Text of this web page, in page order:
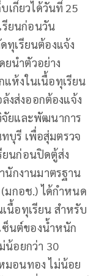
เกี่ยวได้วันที่ 25
รียนก่อนวัน
ทุเรียนต้องแจ้ง
ยนำตัวอย่าง
ห้งในเนื้อทุเรียน
งส่งออกต้องแจ้ง
ยและพัฒนาการ
บุรี เพื่อสุ่มตรวจ
ยนก่อนปิดตู้ส่ง
นักงานมาตรฐาน
มกอช.) ได้กำหนด
นื้อทุเรียน สำหรับ
ซ็นต์ของน้ำหนัก
อยกว่า 30
มอนทอง ไม่น้อย